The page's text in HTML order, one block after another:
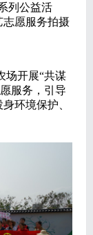
列公益活
志愿服务拍摄
场开展“共谋
服务，引导
环境保护、